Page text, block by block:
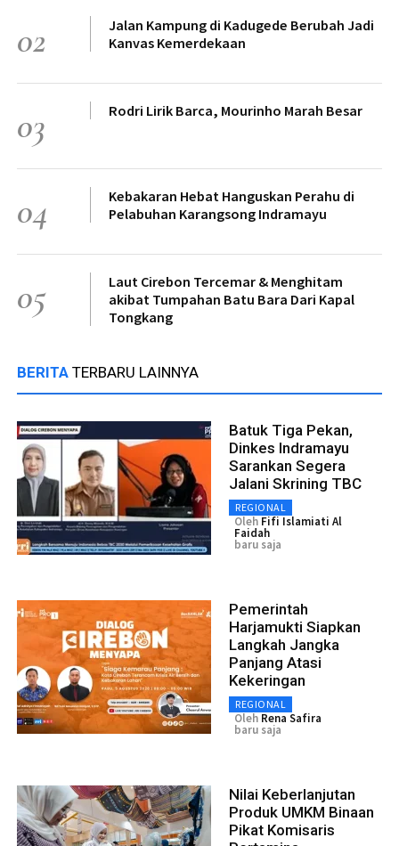
02
Jalan Kampung di Kadugede Berubah Jadi
Kanvas Kemerdekaan
03 Rodri Lirik Barca, Mourinho Marah Besar
04
Kebakaran Hebat Hanguskan Perahu di
Pelabuhan Karangsong Indramayu
05
Laut Cirebon Tercemar & Menghitam
akibat Tumpahan Batu Bara Dari Kapal
Tongkang
BERITA TERBARU LAINNYA
Batuk Tiga Pekan,
Dinkes Indramayu
Sarankan Segera
Jalani Skrining TBC
REGIONAL
Oleh Fifi Islamiati Al
Faidah
baru saja
Pemerintah
Harjamukti Siapkan
Langkah Jangka
Panjang Atasi
Kekeringan
REGIONAL
Oleh Rena Safira
baru saja
Nilai Keberlanjutan
Produk UMKM Binaan
Pikat Komisaris